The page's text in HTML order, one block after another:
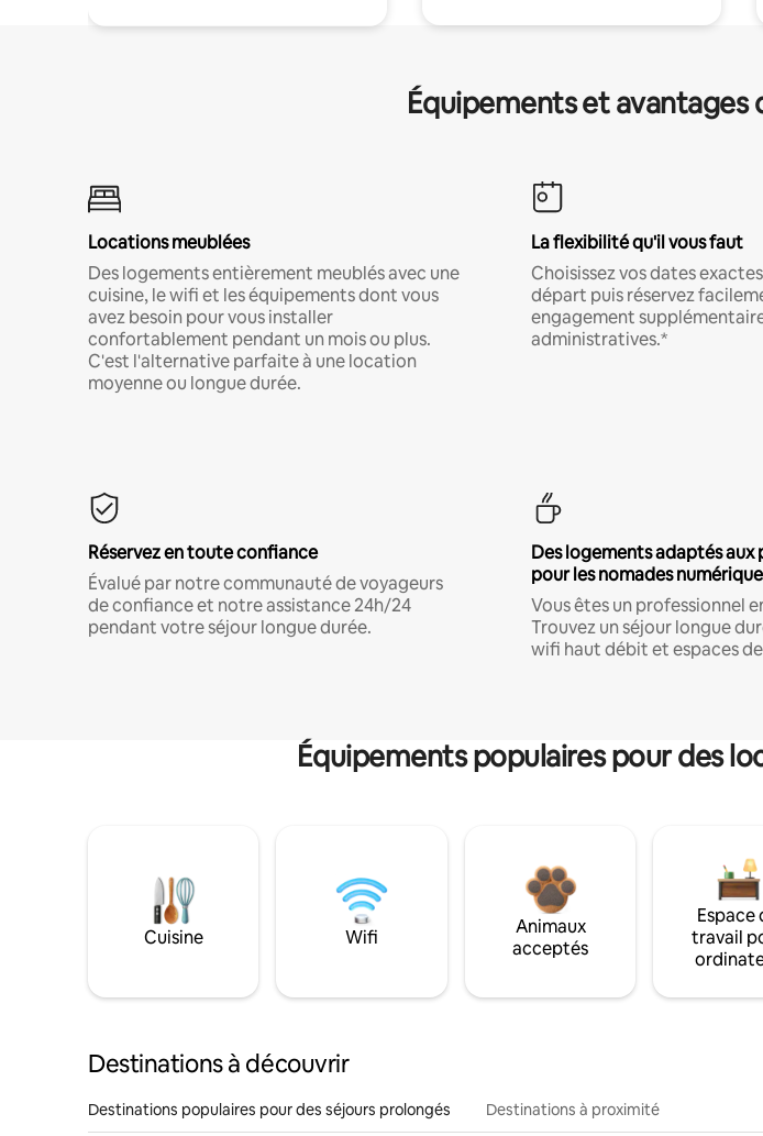
Équipements et avantages
Locations meublées
Des logements entièrement meublés avec une
cuisine, le wifi et les équipements dont vous
avez besoin pour vous installer
confortablement pendant un mois ou plus.
C'est l'alternative parfaite à une location
moyenne ou longue durée.
La flexibilité qu'il vous faut
Choisissez vos dates
départ puis réservez
engagement
administratives.*
Réservez en toute confiance
Évalué par notre communauté de voyageurs
de confiance et notre assistance 24h/24
pendant votre séjour longue durée.
Des logements adaptés aux
pour les nomades
Vous êtes un professionnel
Trouvez un séjour longue
wifi haut débit et espaces
Équipements populaires pour des
Cuisine Wifi
Animaux
acceptés
Espace
travail
Destinations à découvrir
Destinations populaires pour des séjours prolongés Destinations à proximité